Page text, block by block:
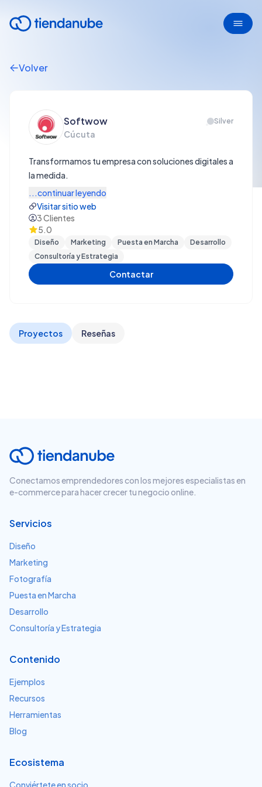
Volver
Softwow Silver
Cúcuta
Transformamos tu empresa con soluciones digitales a
la medida.
...continuar leyendo
Visitar sitio web
3Clientes
5.0
Diseño Marketing Puesta en Marcha
Desarrollo
Consultoría y Estrategia
Contactar
Proyectos Reseñas
Conectamos emprendedores con los mejores especialistas en
e-commerce para hacer crecer tu negocio online.
Servicios
Diseño
Marketing
Fotografía
Puesta en Marcha
Desarrollo
Consultoría y Estrategia
Contenido
Ejemplos
Recursos
Herramientas
Blog
Ecosistema
Conviértete en socio